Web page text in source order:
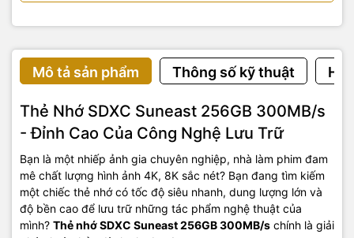
Mô tả sản phẩm Thông số kỹ thuật
Thẻ Nhớ SDXC Suneast 256GB 300MB/s
- Đỉnh Cao Của Công Nghệ Lưu Trữ
Bạn là một nhiếp ảnh gia chuyên nghiệp, nhà làm phim đam
mê chất lượng hình ảnh 4K, 8K sắc nét? Bạn đang tìm kiếm
một chiếc thẻ nhớ có tốc độ siêu nhanh, dung lượng lớn và
độ bền cao để lưu trữ những tác phẩm nghệ thuật của
mình? Thẻ nhớ SDXC Suneast 256GB 300MB/s chính là giải